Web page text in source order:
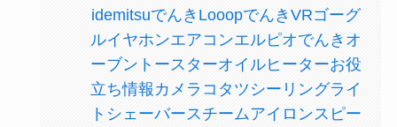
idemitsuでんきLooopでんきVRゴーグ
ルイヤホンエアコンエルピオでんきオ
ーブントースターオイルヒーターお役
立ち情報カメラコタツシーリングライ
トシェーバースチームアイロンスピー